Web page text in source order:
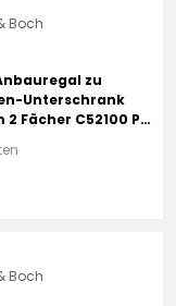
Boch
zu
Unterschrank
Fächer C52100 PJ
Boch